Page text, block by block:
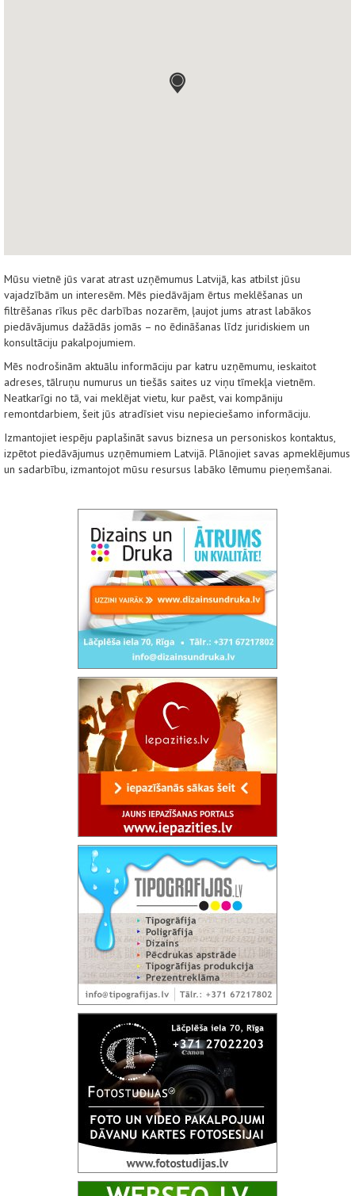
Mūsu vietnē jūs varat atrast uzņēmumus Latvijā, kas atbilst jūsu
vajadzībām un interesēm. Mēs piedāvājam ērtus meklēšanas un
filtrēšanas rīkus pēc darbības nozarēm, ļaujot jums atrast labākos
piedāvājumus dažādās jomās – no ēdināšanas līdz juridiskiem un
konsultāciju pakalpojumiem.
Mēs nodrošinām aktuālu informāciju par katru uzņēmumu, ieskaitot
adreses, tālruņu numurus un tiešās saites uz viņu tīmekļa vietnēm.
Neatkarīgi no tā, vai meklējat vietu, kur paēst, vai kompāniju
remontdarbiem, šeit jūs atradīsiet visu nepieciešamo informāciju.
Izmantojiet iespēju paplašināt savus biznesa un personiskos kontaktus,
izpētot piedāvājumus uzņēmumiem Latvijā. Plānojiet savas apmeklējumus
un sadarbību, izmantojot mūsu resursus labāko lēmumu pieņemšanai.